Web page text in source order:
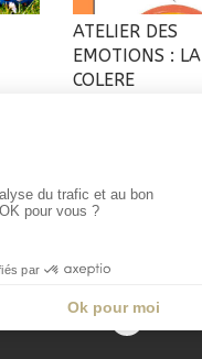
ATELIER DES
EMOTIONS : LA
COLERE